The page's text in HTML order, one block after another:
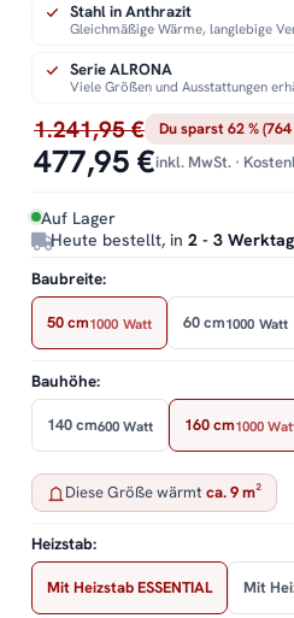
1.241,95 € Du sparst 62 % (764
477,95 €inkl. MwSt. ·
Auf Lager
Heute bestellt, in 2 - 3
Stahl in Anthrazit
Gleichmäßige Wärme, langlebige
Serie ALRONA
Viele Größen und Ausstattungen
Baubreite:
50 cm1000 Watt 60 cm1000 Watt
Bauhöhe:
140 cm600 Watt 160 cm1000
Diese Größe wärmt ca. 9 m²
Heizstab:
Mit Heizstab ESSENTIAL Mit